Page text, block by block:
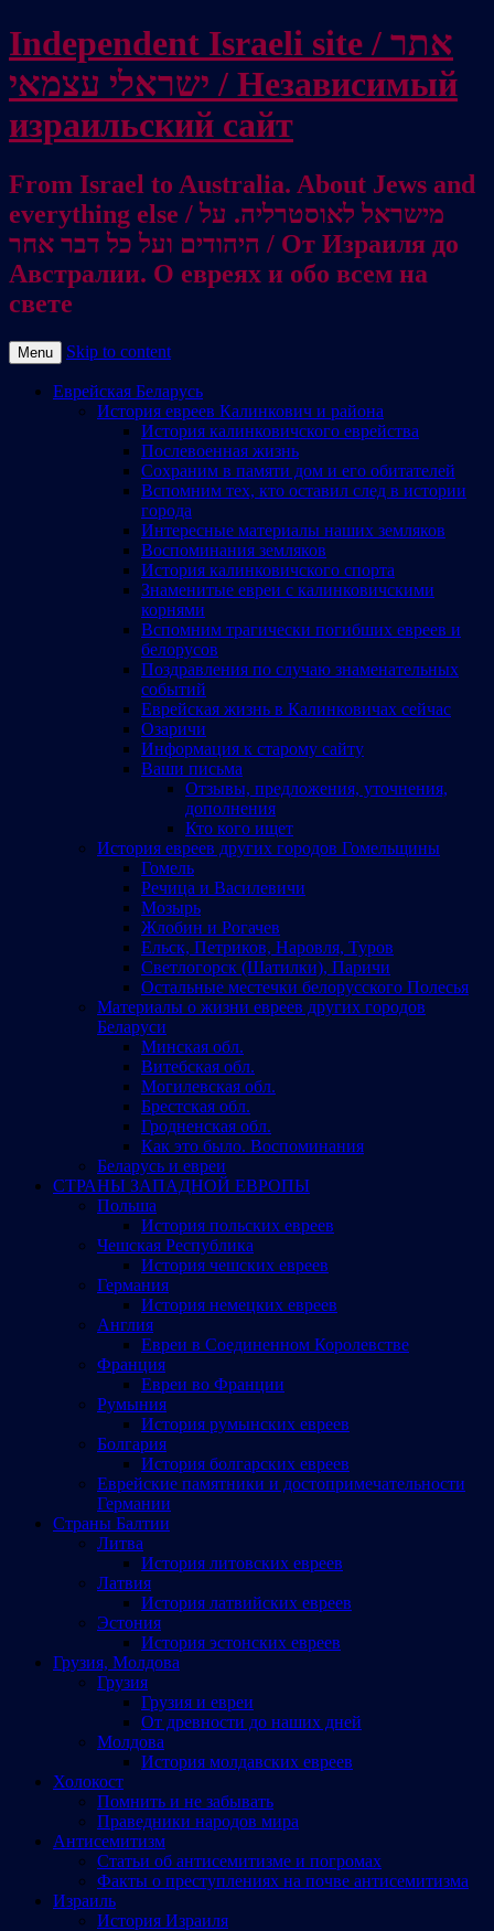
Independent Israeli site / אתר
ישראלי עצמאי / Независимый
израильский сайт
From Israel to Australia. About Jews and
everything else / מישראל לאוסטרליה. על
היהודים ועל כל דבר אחר / От Израиля до
Австралии. О евреях и обо всем на
свете
Menu Skip to content
Еврейская Беларусь
История евреев Калинкович и района
История калинковичского еврейства
Послевоенная жизнь
Сохраним в памяти дом и его обитателей
Вспомним тех, кто оставил след в истории
города
Интересные материалы наших земляков
Воспоминания земляков
История калинковичского спорта
Знаменитые евреи с калинковичскими
корнями
Вспомним трагически погибших евреев и
белорусов
Поздравления по случаю знаменательных
событий
Еврейская жизнь в Калинковичах сейчас
Озаричи
Информация к старому сайту
Ваши письма
Отзывы, предложения, уточнения,
дополнения
Кто кого ищет
История евреев других городов Гомельщины
Гомель
Речица и Василевичи
Мозырь
Жлобин и Рогачев
Ельск, Петриков, Наровля, Туров
Светлогорск (Шатилки), Паричи
Остальные местечки белорусского Полесья
Материалы о жизни евреев других городов
Беларуси
Минская обл.
Витебская обл.
Могилевская обл.
Брестская обл.
Гродненская обл.
Как это было. Воспоминания
Беларусь и евреи
СТРАНЫ ЗАПАДНОЙ ЕВРОПЫ
Польша
История польских евреев
Чешская Республика
История чешских евреев
Германия
История немецких евреев
Англия
Евреи в Соединенном Королевстве
Франция
Евреи во Франции
Румыния
История румынских евреев
Болгария
История болгарских евреев
Еврейские памятники и достопримечательности
Германии
Страны Балтии
Литва
История литовских евреев
Латвия
История латвийских евреев
Эстония
История эстонских евреев
Грузия, Молдова
Грузия
Грузия и евреи
От древности до наших дней
Молдова
История молдавских евреев
Холокост
Помнить и не забывать
Праведники народов мира
Антисемитизм
Статьи об антисемитизме и погромах
Факты о преступлениях на почве антисемитизма
Израиль
История Израиля